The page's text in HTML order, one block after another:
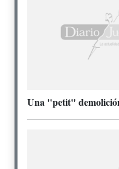
Una "petit"